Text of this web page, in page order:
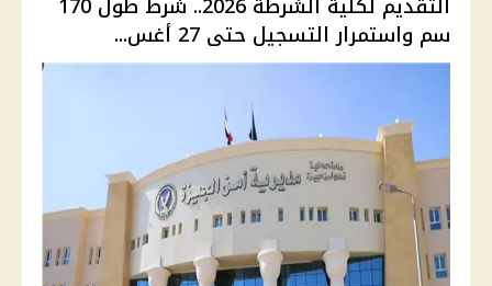
سم واستمرار التسجيل حتى 27 أغس...